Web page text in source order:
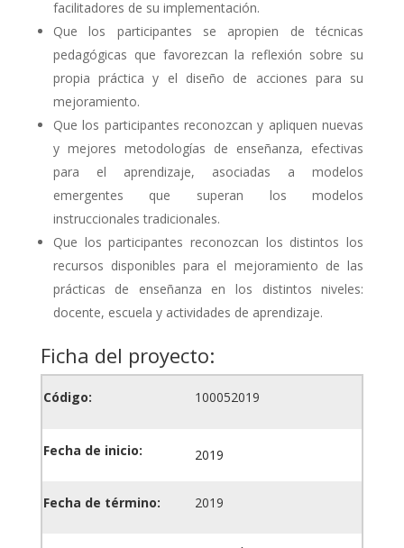
facilitadores de su implementación.
Que los participantes se apropien de técnicas
pedagógicas que favorezcan la reflexión sobre su
propia práctica y el diseño de acciones para su
mejoramiento.
Que los participantes reconozcan y apliquen nuevas
y mejores metodologías de enseñanza, efectivas
para el aprendizaje, asociadas a modelos
emergentes que superan los modelos
instruccionales tradicionales.
Que los participantes reconozcan los distintos los
recursos disponibles para el mejoramiento de las
prácticas de enseñanza en los distintos niveles:
docente, escuela y actividades de aprendizaje.
Ficha del proyecto:
Código: 100052019
Fecha de inicio: 2019
Fecha de término: 2019